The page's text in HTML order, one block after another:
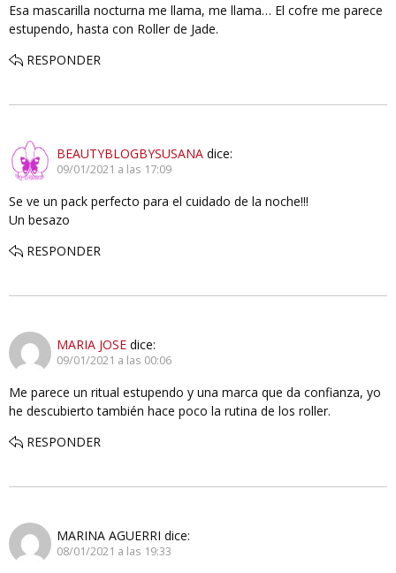
Esa mascarilla nocturna me llama, me llama… El cofre me parece
estupendo, hasta con Roller de Jade.
RESPONDER
BEAUTYBLOGBYSUSANA dice:
09/01/2021 a las 17:09
Se ve un pack perfecto para el cuidado de la noche!!!
Un besazo
RESPONDER
MARIA JOSE dice:
09/01/2021 a las 00:06
Me parece un ritual estupendo y una marca que da confianza, yo
he descubierto también hace poco la rutina de los roller.
RESPONDER
MARINA AGUERRI dice:
08/01/2021 a las 19:33